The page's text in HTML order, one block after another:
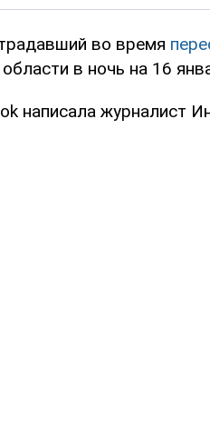
во время
в ночь на 16
написала журналист